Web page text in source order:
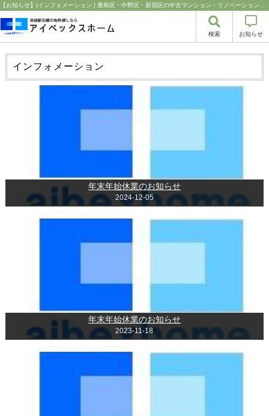
検索 お知らせ
インフォメーション
年末年始休業のお知らせ
2024-12-05
年末年始休業のお知らせ
2023-11-18